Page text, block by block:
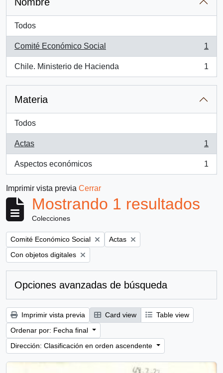
Todos
Comité Económico Social
, 1 resultados
1
Chile. Ministerio de Hacienda
, 1 resultados
1
Materia
Todos
Actas
, 1 resultados
1
Aspectos económicos
, 1 resultados
1
Imprimir vista previa Cerrar
Mostrando 1 resultados
Colecciones
Remove filter:
Comité Económico Social Remove filter:
Actas
Remove filter:
Con objetos digitales
Opciones avanzadas de búsqueda
Imprimir vista previa Card view
Table view
Ordenar por: Fecha final
Dirección: Clasificación en orden ascendente